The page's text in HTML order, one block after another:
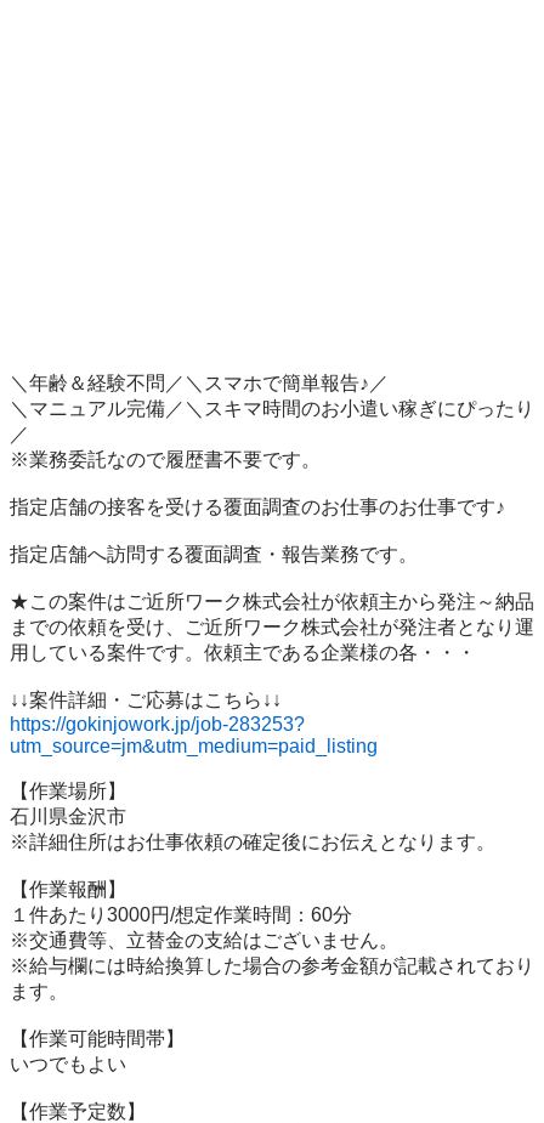
＼年齢＆経験不問／＼スマホで簡単報告♪／
＼マニュアル完備／＼スキマ時間のお小遣い稼ぎにぴったり
／
※業務委託なので履歴書不要です。
指定店舗の接客を受ける覆面調査のお仕事のお仕事です♪
指定店舗へ訪問する覆面調査・報告業務です。
★この案件はご近所ワーク株式会社が依頼主から発注～納品
までの依頼を受け、ご近所ワーク株式会社が発注者となり運
用している案件です。依頼主である企業様の各・・・
https://gokinjowork.jp/job-283253?
utm_source=jm&utm_medium=paid_listing
【作業場所】
石川県金沢市
※詳細住所はお仕事依頼の確定後にお伝えとなります。
【作業報酬】
１件あたり3000円/想定作業時間：60分
※交通費等、立替金の支給はございません。
※給与欄には時給換算した場合の参考金額が記載されており
ます。
【作業可能時間帯】
いつでもよい
【作業予定数】